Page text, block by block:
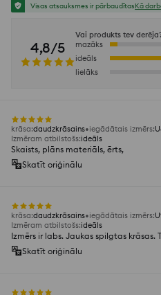
Visas atsauksmes ir pārbaudītasKā
4,8/5
Vai produkts tev
mazāks
ideāls
lielāks
krāsa:daudzkrāsains iegādātais izmērs:
Izmēram atbilstošs:ideāls
Skaists, plāns materiāls, ērts,
Skatīt oriģinālu
krāsa:daudzkrāsains iegādātais izmērs:
Izmēram atbilstošs:ideāls
Izmērs ir labs. Jaukas spilgtas
Skatīt oriģinālu